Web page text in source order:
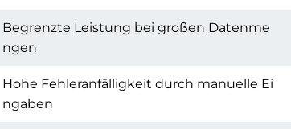
Begrenzte Leistung bei großen Datenme
ngen
Hohe Fehleranfälligkeit durch manuelle Ei
ngaben